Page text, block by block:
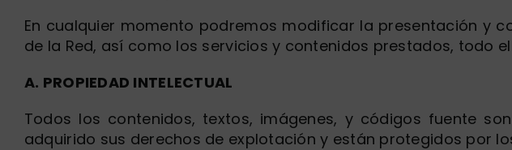
En cualquier momento podremos modificar la presentación y
de la Red, así como los servicios y contenidos prestados, todo
A. PROPIEDAD INTELECTUAL
Todos los contenidos, textos, imágenes, y códigos fuente
adquirido sus derechos de explotación y están protegidos por